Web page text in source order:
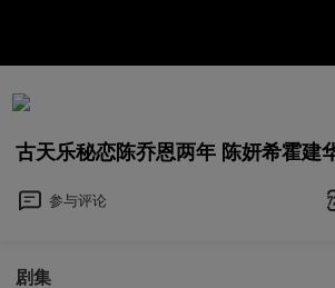
参与评论
剧集